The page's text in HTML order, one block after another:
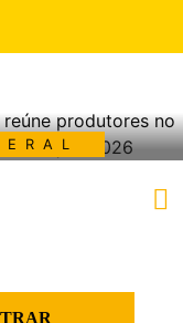
produtores no